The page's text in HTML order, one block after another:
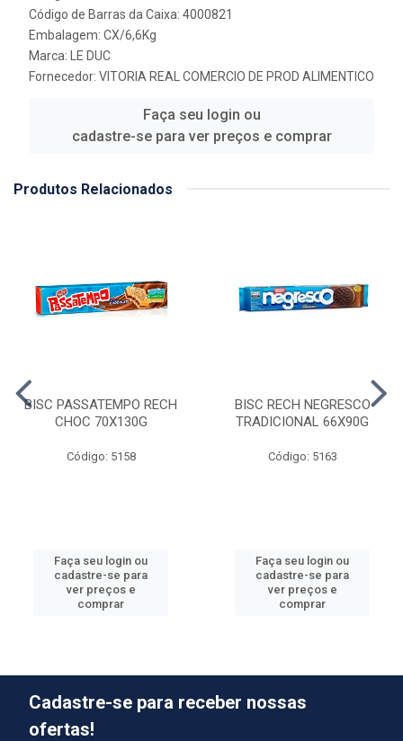
Código de Barras da Caixa: 4000821
Embalagem: CX/6,6Kg
Marca:
LE DUC
Fornecedor: VITORIA REAL COMERCIO DE PROD ALIMENTICO
Faça seu login ou
cadastre-se para ver preços e comprar
Produtos Relacionados
BISC PASSATEMPO RECH
CHOC 70X130G
Código: 5158
Faça seu login ou
cadastre-se para
ver preços e
comprar
BISC RECH NEGRESCO
TRADICIONAL 66X90G
Código: 5163
Faça seu login ou
cadastre-se para
ver preços e
comprar
Cadastre-se para receber nossas
ofertas!